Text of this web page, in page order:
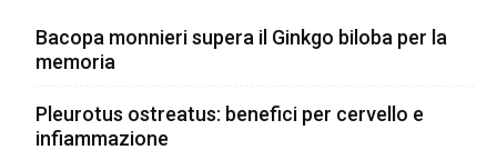
Bacopa monnieri supera il Ginkgo biloba per la
memoria
Pleurotus ostreatus: benefici per cervello e
infiammazione